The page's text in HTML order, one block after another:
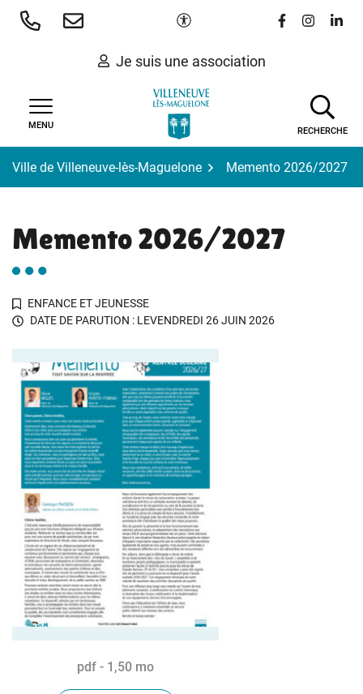
Aller
Paramètres d'accessibilité
Lien vers le
Lien vers
Lien
Je suis une association
MENU
RECHERCHE
Ville de Villeneuve-lès-Maguelone Memento 2026/2027
Memento 2026/2027
ENFANCE ET JEUNESSE
DATE DE PARUTION : LEVENDREDI 26 JUIN 2026
pdf - 1,50 mo